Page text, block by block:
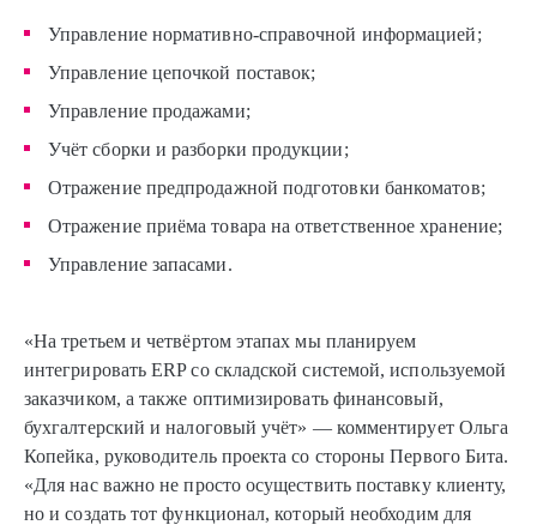
Управление нормативно-справочной информацией;
Управление цепочкой поставок;
Управление продажами;
Учёт сборки и разборки продукции;
Отражение предпродажной подготовки банкоматов;
Отражение приёма товара на ответственное хранение;
Управление запасами.
«На третьем и четвёртом этапах мы планируем
интегрировать ERP со складской системой, используемой
заказчиком, а также оптимизировать финансовый,
бухгалтерский и налоговый учёт» — комментирует Ольга
Копейка, руководитель проекта со стороны Первого Бита.
«Для нас важно не просто осуществить поставку клиенту,
но и создать тот функционал, который необходим для